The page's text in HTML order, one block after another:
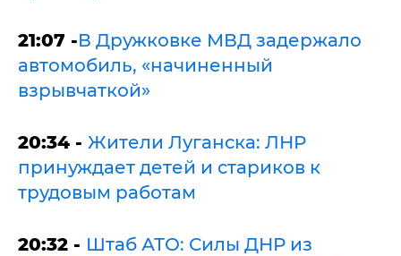
21:07 -В Дружковке МВД задержало
автомобиль, «начиненный
взрывчаткой»
20:34 - Жители Луганска: ЛНР
принуждает детей и стариков к
трудовым работам
20:32 - Штаб АТО: Силы ДНР из